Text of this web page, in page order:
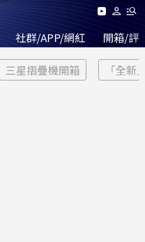
社群/APP/網紅 開箱/評
三星摺疊機開箱 「全新